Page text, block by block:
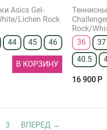
Asics Gel-
Lichen Rock
44 45 46
В КОРЗИНУ
Rock/
36
37
40.5
16 900 Р
3 ВПЕРЕД